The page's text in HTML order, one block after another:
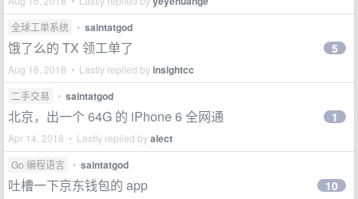
全球工单系统 • saintatgod
饿了么的 TX 领工单了
Aug 16, 2018 • Lastly replied byinsightcc
5
二手交易 • saintatgod
北京，出一个 64G 的 iPhone 6 全网通
Apr 14, 2018 • Lastly replied byalect
1
Go 编程语言 • saintatgod
吐槽一下京东钱包的 app 10